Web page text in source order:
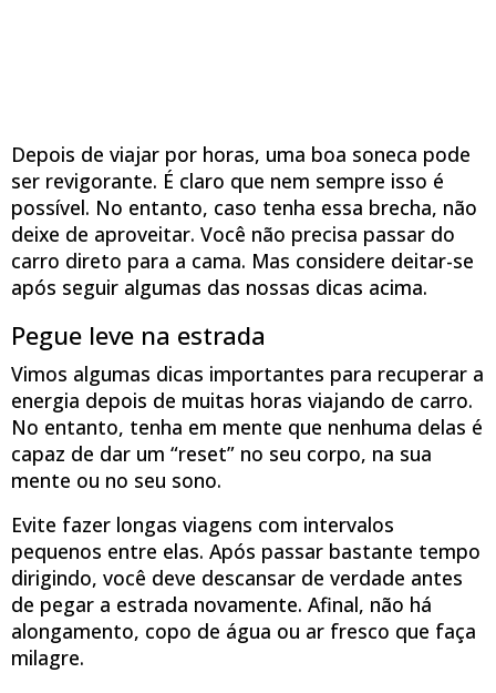
Depois de viajar por horas, uma boa soneca pode
ser revigorante. É claro que nem sempre isso é
possível. No entanto, caso tenha essa brecha, não
deixe de aproveitar. Você não precisa passar do
carro direto para a cama. Mas considere deitar-se
após seguir algumas das nossas dicas acima.
Pegue leve na estrada
Vimos algumas dicas importantes para recuperar a
energia depois de muitas horas viajando de carro.
No entanto, tenha em mente que nenhuma delas é
capaz de dar um “reset” no seu corpo, na sua
mente ou no seu sono.
Evite fazer longas viagens com intervalos
pequenos entre elas. Após passar bastante tempo
dirigindo, você deve descansar de verdade antes
de pegar a estrada novamente. Afinal, não há
alongamento, copo de água ou ar fresco que faça
milagre.